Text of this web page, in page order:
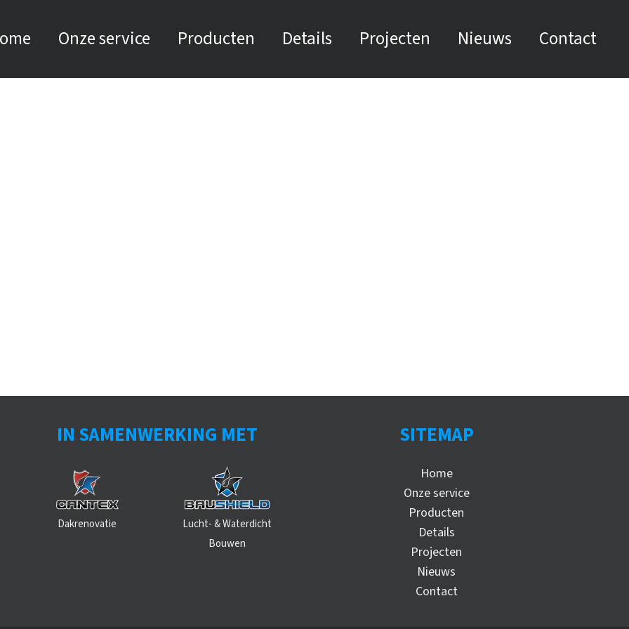
Onze service Producten Details Projecten Nieuws Contact
IN SAMENWERKING MET
Dakrenovatie
Lucht- & Waterdicht
Bouwen
SITEMAP
Home
Onze service
Producten
Details
Projecten
Nieuws
Contact